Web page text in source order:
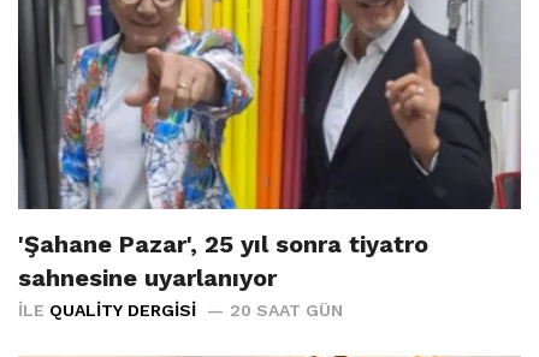
'Şahane Pazar', 25 yıl sonra tiyatro
sahnesine uyarlanıyor
İLE QUALITY DERGISI 20 SAAT GÜN